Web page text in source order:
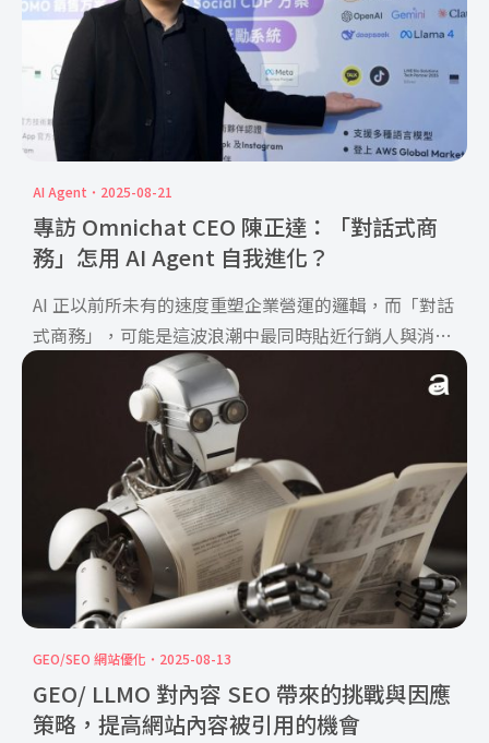
AI Agent 2025-08-21
專訪 Omnichat CEO 陳正達：「對話式商
務」怎用 AI Agent 自我進化？
AI 正以前所未有的速度重塑企業營運的邏輯，而「對話
式商務」，可能是這波浪潮中最同時貼近行銷人與消費
者的一環。Omnichat 分享透過「客服 Agent」「購物
Agent」與「行銷 Agent」三大模組，提供智慧化客
服、個人化推薦與行銷自我優化等功能，有效提升首次
解決率與導流效果。且開放式架構的平台，開放企業自
由選用 AI 模型，並透過 Social CDP 橫跨不同通路整合
顧客資料，打造一致又精準的品牌體驗。
GEO/SEO 網站優化 2025-08-13
GEO/ LLMO 對內容 SEO 帶來的挑戰與因應
策略，提高網站內容被引用的機會